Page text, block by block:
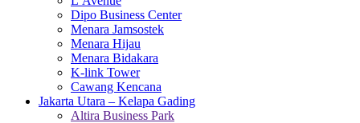
Dipo Business Center
Menara Jamsostek
Menara Hijau
Menara Bidakara
K-link Tower
Cawang Kencana
Jakarta Utara – Kelapa Gading
Altira Business Park